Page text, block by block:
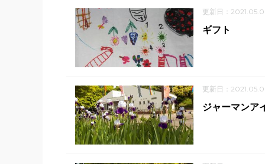
更新日：
ギフト
更新日：
ジャーマンア